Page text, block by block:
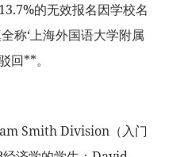
的无效报名因学校名
称‘上海外国语大学附属
回**。
Smith Division（入门